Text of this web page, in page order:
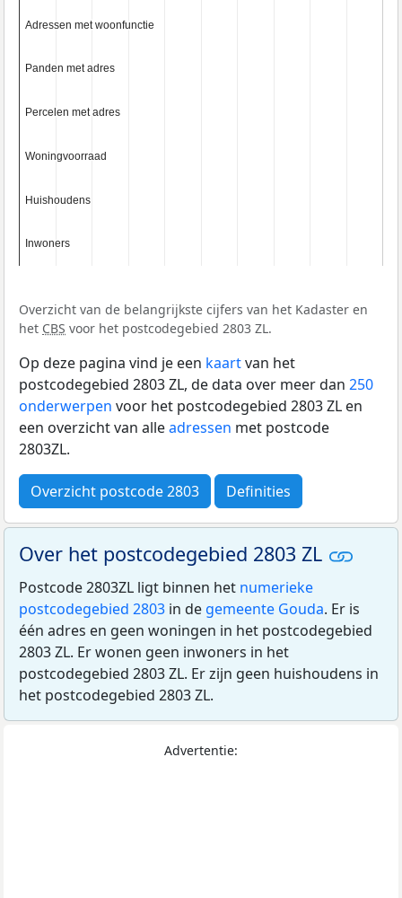
Adressen met woonfunctie
Adressen met woonfunctie
Panden met adres
Panden met adres
Percelen met adres
Percelen met adres
Woningvoorraad
Woningvoorraad
Huishoudens
Huishoudens
Inwoners
Inwoners
Overzicht van de belangrijkste cijfers van het Kadaster en
het CBS voor het postcodegebied 2803 ZL.
Op deze pagina vind je een kaartvan het
postcodegebied 2803 ZL, de data over meer dan 250
onderwerpen voor het postcodegebied 2803 ZL en
een overzicht van alleadressen met postcode
2803ZL.
Overzicht postcode 2803 Definities
Over het postcodegebied 2803 ZL
Postcode 2803ZL ligt binnen het numerieke
postcodegebied 2803 in de gemeente Gouda. Er is
één adres en geen woningen in het postcodegebied
2803 ZL. Er wonen geen inwoners in het
postcodegebied 2803 ZL. Er zijn geen huishoudens in
het postcodegebied 2803 ZL.
Advertentie: